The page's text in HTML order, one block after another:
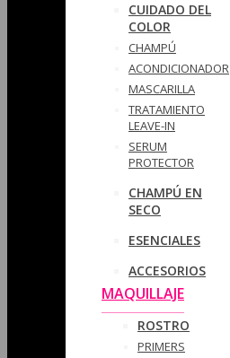
CUIDADO DEL
COLOR
CHAMPÚ
ACONDICIONADOR
MASCARILLA
TRATAMIENTO
LEAVE-IN
SERUM
PROTECTOR
CHAMPÚ EN
SECO
ESENCIALES
ACCESORIOS
MAQUILLAJE
ROSTRO
PRIMERS